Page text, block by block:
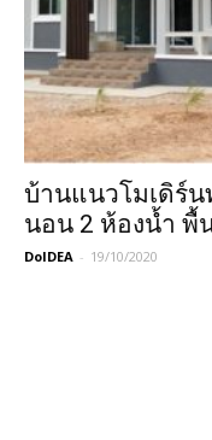
บ้านแนวโมเดิร์น
นอน 2 ห้องน้ำ พื้
DoIDEA - 19/10/2020